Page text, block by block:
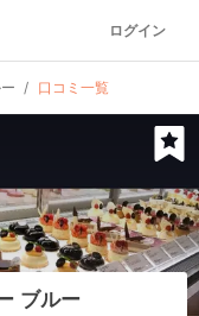
ログイン
口コミ一覧
ブルー